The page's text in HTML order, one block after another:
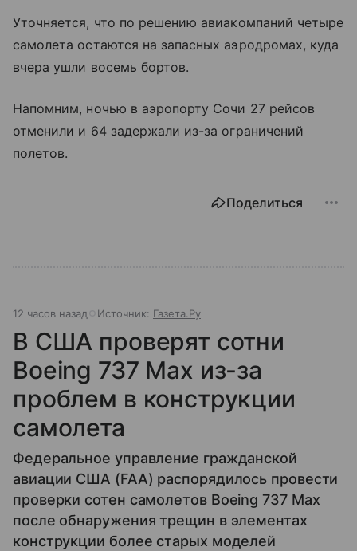
Уточняется, что по решению авиакомпаний четыре
самолета остаются на запасных аэродромах, куда
вчера ушли восемь бортов.
Напомним, ночью в аэропорту Сочи 27 рейсов
отменили и 64 задержали из-за ограничений
полетов.
Поделиться
12 часов назад Источник: Газета.Ру
В США проверят сотни
Boeing 737 Max из-за
проблем в конструкции
самолета
Федеральное управление гражданской
авиации США (FAA) распорядилось провести
проверки сотен самолетов Boeing 737 Max
после обнаружения трещин в элементах
конструкции более старых моделей